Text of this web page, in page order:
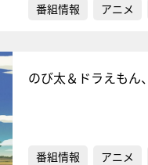
番組情報 アニメ
のび太＆ドラえも
番組情報 アニメ